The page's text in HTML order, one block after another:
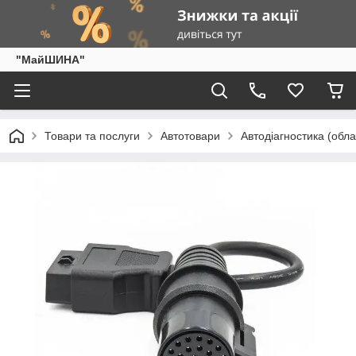
"МайШИНА"
Товари та послуги Автотовари Автодіагностика